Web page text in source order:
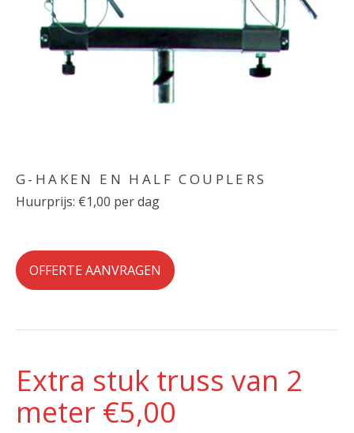
G-HAKEN EN HALF COUPLERS
Huurprijs: €1,00 per dag
OFFERTE AANVRAGEN
Extra stuk truss van 2
meter €5,00